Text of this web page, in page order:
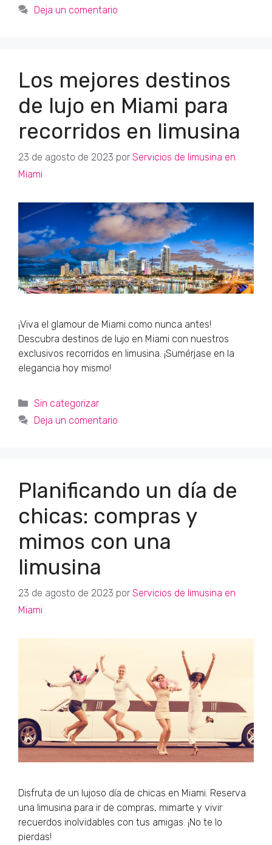
Deja un comentario
Los mejores destinos
de lujo en Miami para
recorridos en limusina
23 de agosto de 2023 por Servicios de limusina en
Miami
¡Viva el glamour de Miami como nunca antes!
Descubra destinos de lujo en Miami con nuestros
exclusivos recorridos en limusina. ¡Sumérjase en la
elegancia hoy mismo!
Categorías
Sin categorizar
Deja un comentario
Planificando un día de
chicas: compras y
mimos con una
limusina
23 de agosto de 2023 por Servicios de limusina en
Miami
Disfruta de un lujoso día de chicas en Miami. Reserva
una limusina para ir de compras, mimarte y vivir
recuerdos inolvidables con tus amigas. ¡No te lo
pierdas!